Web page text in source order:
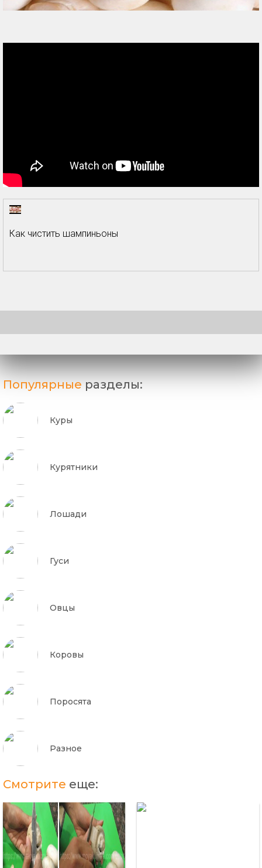
Как чистить шампиньоны
Популярные разделы:
Куры
Курятники
Лошади
Гуси
Овцы
Коровы
Поросята
Разное
Смотрите еще: